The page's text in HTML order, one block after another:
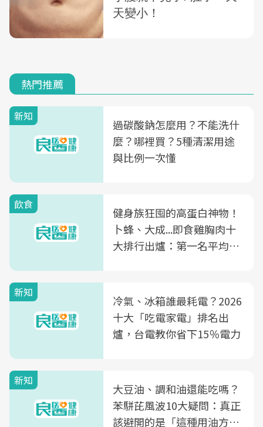
熱門推薦
新知
過碳酸鈉怎麼用？不能洗什
麼？哪裡買？5種清潔用途
與比例一次懂
飲食
健身族狂囤的高蛋白神物！
卜蜂、大成...即食雞胸肉十
大排行出爐：第一名平均一
新知
冷氣、冰箱誰最耗電？2026
十大「吃電家電」排名出
爐，台電教你省下15％電力
新知
大豆油、調和油還能吃嗎？
苯駢芘風波10大疑問：真正
該避開的是「這種用油方